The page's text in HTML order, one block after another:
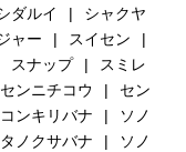
ダルイ
シャクヤ
ャー
スイセン
スナップ
スミレ
センニチコウ
セン
ンキリバナ
ソノ
ノクサバナ
ソノ